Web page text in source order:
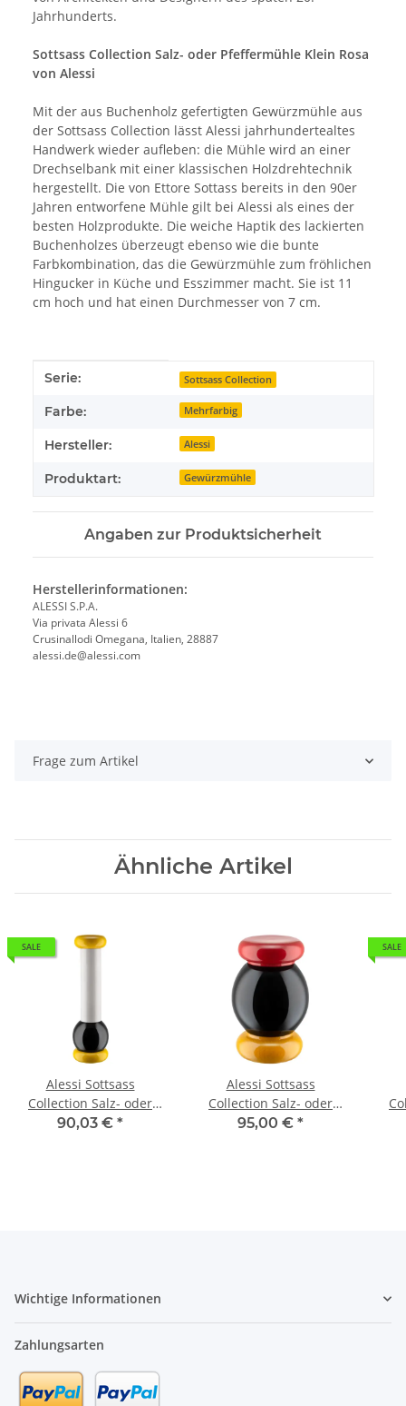
Jahrhunderts.
Sottsass Collection Salz- oder Pfeffermühle Klein Rosa
von Alessi
Mit der aus Buchenholz gefertigten Gewürzmühle aus
der Sottsass Collection lässt Alessi jahrhundertealtes
Handwerk wieder aufleben: die Mühle wird an einer
Drechselbank mit einer klassischen Holzdrehtechnik
hergestellt. Die von Ettore Sottass bereits in den 90er
Jahren entworfene Mühle gilt bei Alessi als eines der
besten Holzprodukte. Die weiche Haptik des lackierten
Buchenholzes überzeugt ebenso wie die bunte
Farbkombination, das die Gewürzmühle zum fröhlichen
Hingucker in Küche und Esszimmer macht. Sie ist 11
cm hoch und hat einen Durchmesser von 7 cm.
Produkteigenschaft
Wert
Serie: Sottsass Collection
Farbe: Mehrfarbig
Hersteller: Alessi
Produktart: Gewürzmühle
Angaben zur Produktsicherheit
Herstellerinformationen:
ALESSI S.P.A.
Via privata Alessi 6
Crusinallodi Omegana, Italien, 28887
alessi.de@alessi.com
Frage zum Artikel
Ähnliche Artikel
SALE
Alessi Sottsass
Collection Salz- oder
Pfeffermühle Groß Gelb
90,03 € *
Alessi Sottsass
Collection Salz- oder
Pfeffermühle Klein
95,00 € *
SALE
Wichtige Informationen
Zahlungsarten